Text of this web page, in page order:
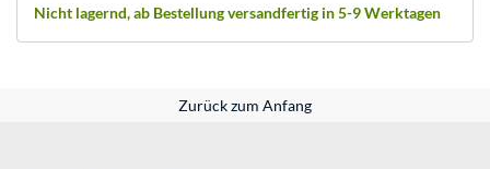
Nicht lagernd, ab Bestellung versandfertig in 5-9 Werktagen
Zurück zum Anfang